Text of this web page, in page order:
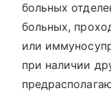
больных
больных,
или
при наличии